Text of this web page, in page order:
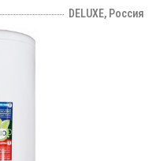
DELUXE, Россия